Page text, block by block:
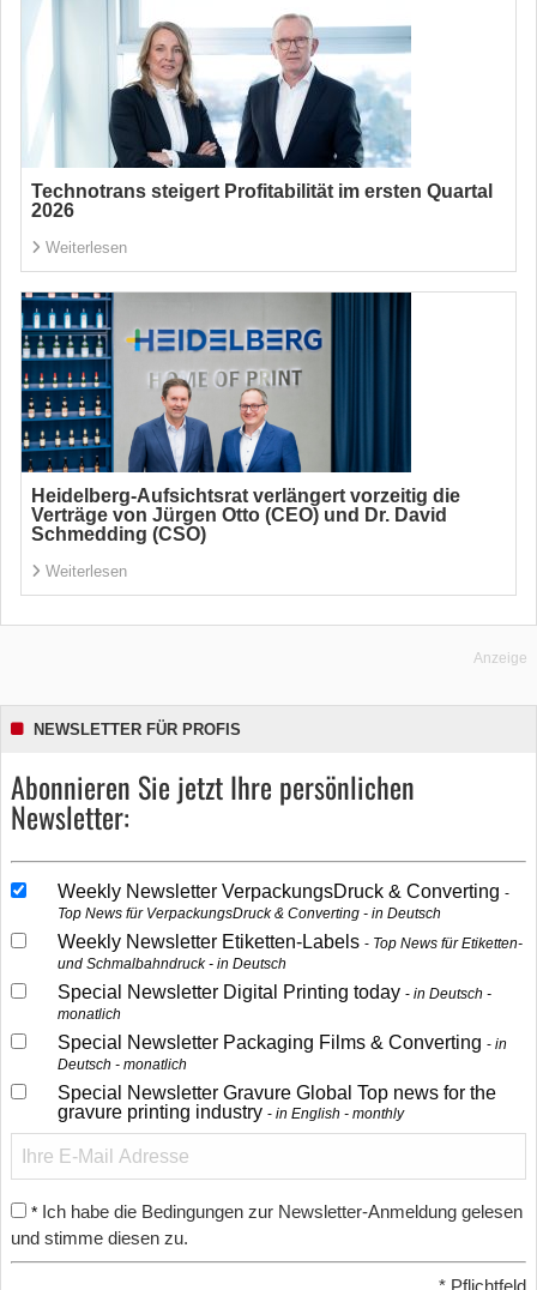
Technotrans steigert Profitabilität im ersten Quartal
2026
Weiterlesen
Heidelberg-Aufsichtsrat verlängert vorzeitig die
Verträge von Jürgen Otto (CEO) und Dr. David
Schmedding (CSO)
Weiterlesen
Anzeige
NEWSLETTER FÜR PROFIS
Abonnieren Sie jetzt Ihre persönlichen
Newsletter:
Weekly Newsletter VerpackungsDruck & Converting
Top News für VerpackungsDruck & Converting - in Deutsch
Weekly Newsletter Etiketten-Labels
Top News für Etiketten-
und Schmalbahndruck - in Deutsch
Special Newsletter Digital Printing today
in Deutsch -
monatlich
Special Newsletter Packaging Films & Converting
in
Deutsch - monatlich
Special Newsletter Gravure Global Top news for the
gravure printing industry
in English - monthly
* Ich habe die Bedingungen zur Newsletter-Anmeldung gelesen
und stimme diesen zu.
* Pflichtfeld